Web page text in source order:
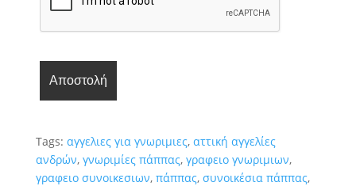
Tags: αγγελιες για γνωριμιες, αττική αγγελίες
ανδρών, γνωριμίες πάππας, γραφειο γνωριμιων,
γραφειο συνοικεσιων, πάππας, συνοικέσια πάππας,